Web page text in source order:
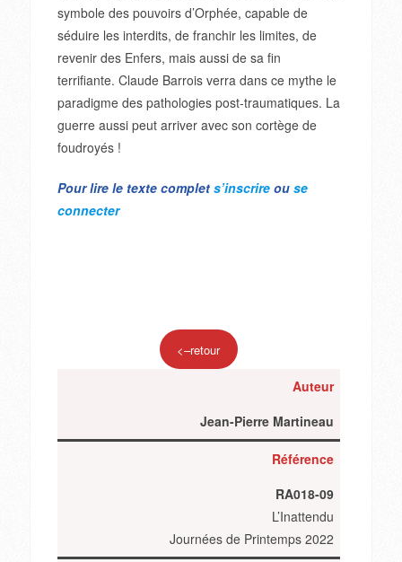
symbole des pouvoirs d’Orphée, capable de
séduire les interdits, de franchir les limites, de
revenir des Enfers, mais aussi de sa fin
terrifiante. Claude Barrois verra dans ce mythe le
paradigme des pathologies post-traumatiques. La
guerre aussi peut arriver avec son cortège de
foudroyés !
Pour lire le texte complet s’inscrireou se
connecter
<–retour
Auteur
Jean-Pierre Martineau
Référence
RA018-09
L’Inattendu
Journées de Printemps 2022